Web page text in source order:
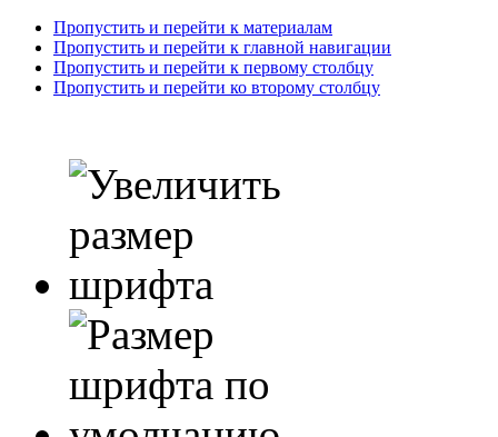
Пропустить и перейти к материалам
Пропустить и перейти к главной навигации
Пропустить и перейти к первому столбцу
Пропустить и перейти ко второму столбцу